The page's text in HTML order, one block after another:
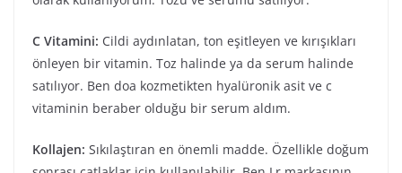
C Vitamini: Cildi aydınlatan, ton eşitleyen ve kırışıkları
önleyen bir vitamin. Toz halinde ya da serum halinde
satılıyor. Ben doa kozmetikten hyalüronik asit ve c
vitaminin beraber olduğu bir serum aldım.
Kollajen: Sıkılaştıran en önemli madde. Özellikle doğum